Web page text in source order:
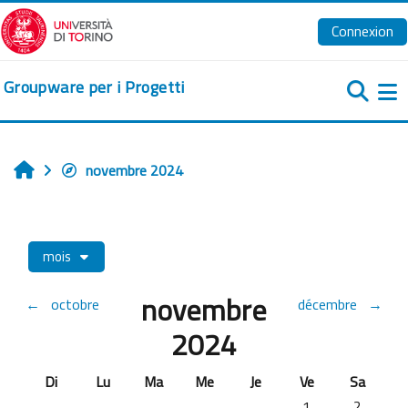
Passer au contenu principal
Connexion
Groupware per i Progetti
Accueilnovembre 2024
mois
← octobre novembre
2024
décembre →
Dimanche
Di Lundi
Lu Mardi
Ma Mercredi
Me Jeudi
Je Vendredi
Ve Samedi
Sa
Aucun
Aucun